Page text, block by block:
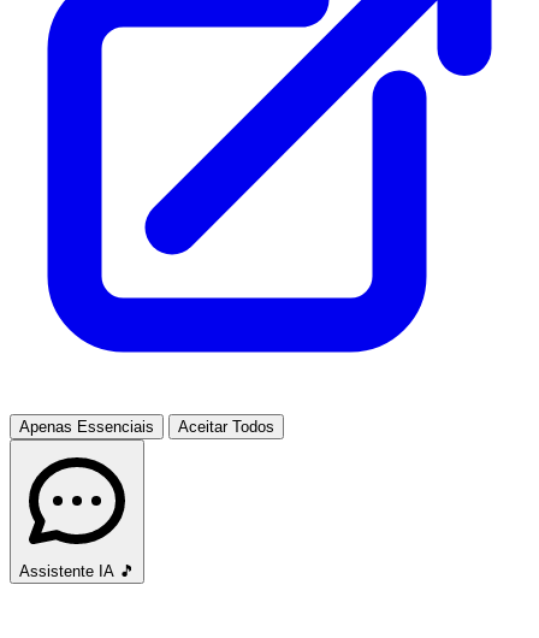
Apenas Essenciais Aceitar Todos
Assistente IA 🎵